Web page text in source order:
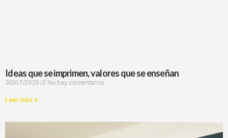
Ideas que se imprimen, valores que se enseñan
30/07/2025 No hay comentarios
Leer más »